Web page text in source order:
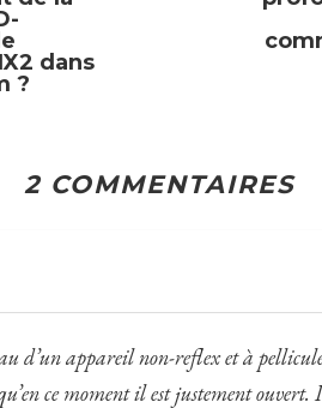
dans
?
2 COMMENTAIRES
d’un appareil non-reflex et à pellicule
ce moment il est justement